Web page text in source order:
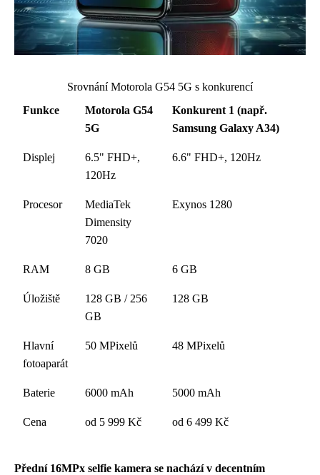
Srovnání Motorola G54 5G s konkurencí
Funkce
Motorola G54
5G
Konkurent 1 (např.
Samsung Galaxy A34)
Displej
6.5" FHD+,
120Hz
6.6" FHD+, 120Hz
Procesor
MediaTek
Dimensity
7020
Exynos 1280
RAM 8 GB 6 GB
Úložiště
128 GB / 256
GB
128 GB
Hlavní
fotoaparát
50 MPixelů 48 MPixelů
Baterie 6000 mAh 5000 mAh
Cena od 5 999 Kč od 6 499 Kč
Přední 16MPx selfie kamera se nachází v decentním